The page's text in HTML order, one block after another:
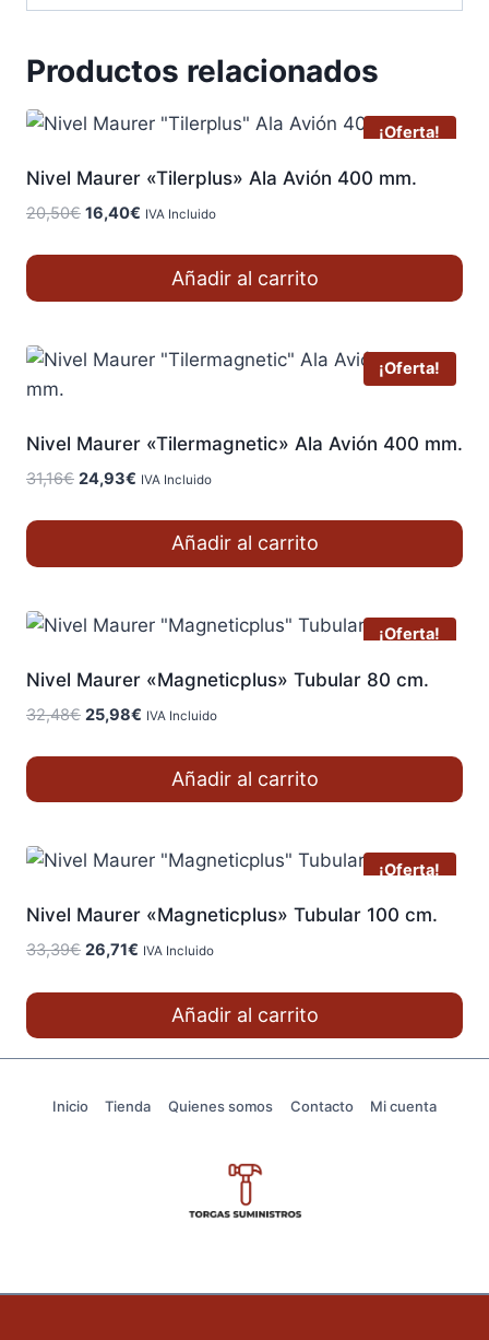
Productos relacionados
¡Oferta!
Nivel Maurer «Tilerplus» Ala Avión 400 mm.
20,50€ El
16,40€ El
IVA Incluido
Añadir al carrito
¡Oferta!
Nivel Maurer «Tilermagnetic» Ala Avión 400 mm.
31,16€ El
24,93€ El
IVA Incluido
Añadir al carrito
¡Oferta!
Nivel Maurer «Magneticplus» Tubular 80 cm.
32,48€ El
25,98€ El
IVA Incluido
Añadir al carrito
¡Oferta!
Nivel Maurer «Magneticplus» Tubular 100 cm.
33,39€ El
26,71€ El
IVA Incluido
Añadir al carrito
Inicio Tienda Quienes somos Contacto Mi cuenta